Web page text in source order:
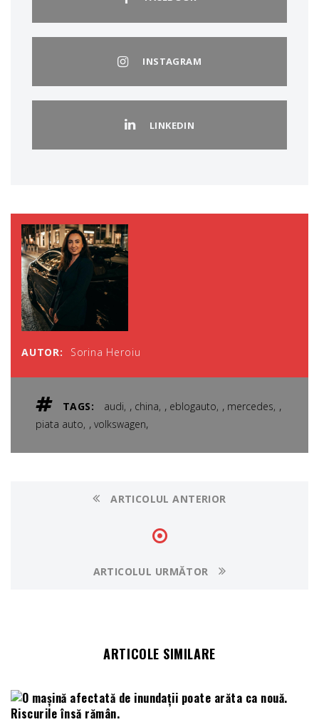
INSTAGRAM
LINKEDIN
AUTOR: Sorina Heroiu
TAGS: audi , china , eblogauto , mercedes ,
piata auto , volkswagen,
ARTICOLUL ANTERIOR
ARTICOLUL URMĂTOR
ARTICOLE SIMILARE